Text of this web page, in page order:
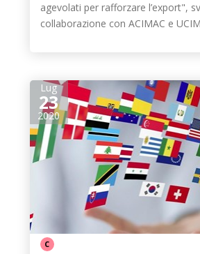
agevolati per rafforzare l’export",
collaborazione con ACIMAC e
Lug
23
2020
C